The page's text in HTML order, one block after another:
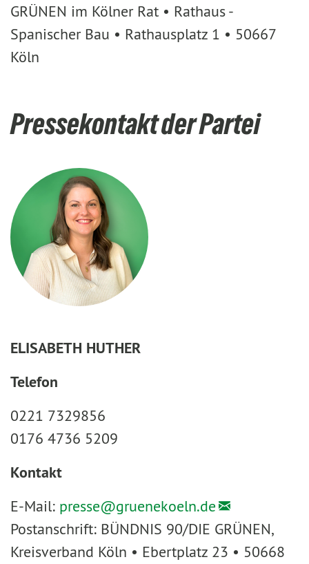
GRÜNEN im Kölner Rat • Rathaus -
Spanischer Bau • Rathausplatz 1 • 50667
Köln
Pressekontakt der Partei
ELISABETH HUTHER
Telefon
0221 7329856
0176 4736 5209
Kontakt
E-Mail: presse@gruenekoeln.de
Postanschrift: BÜNDNIS 90/DIE GRÜNEN,
Kreisverband Köln • Ebertplatz 23 • 50668